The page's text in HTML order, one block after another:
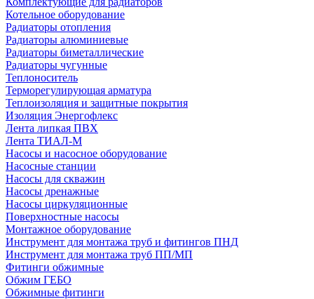
Котельное оборудование
Радиаторы отопления
Радиаторы алюминиевые
Радиаторы биметаллические
Радиаторы чугунные
Теплоноситель
Терморегулирующая арматура
Теплоизоляция и защитные покрытия
Изоляция Энергофлекс
Лента липкая ПВХ
Лента ТИАЛ-М
Насосы и насосное оборудование
Насосные станции
Насосы для скважин
Насосы дренажные
Насосы циркуляционные
Поверхностные насосы
Монтажное оборудование
Инструмент для монтажа труб и фитингов ПНД
Инструмент для монтажа труб ПП/МП
Фитинги обжимные
Обжим ГЕБО
Обжимные фитинги